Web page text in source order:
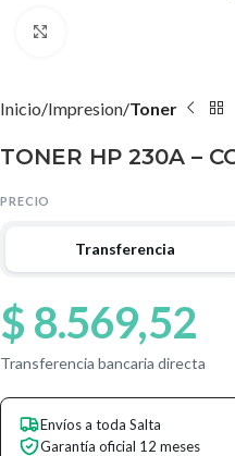
Inicio Impresion Toner
TONER HP 230A –
PRECIO
Transferencia
$ 8.569,52
Transferencia bancaria directa
Envíos a toda Salta
Garantía oficial 12 meses